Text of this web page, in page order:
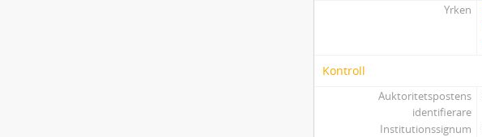
Yrken
Kontroll
Auktoritetspostens
identifierare
Institutionssignum